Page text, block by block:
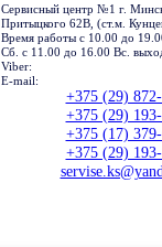
Сервисный центр №1 г.
Притыцкого 62В, (ст.м.
Время работы с 10.00 до
Сб. с 11.00 до 16.00 Вс.
Viber:
E-mail:
+375 (29)
+375 (29)
+375 (17)
+375 (29)